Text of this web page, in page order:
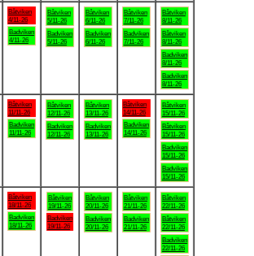
Båtviken
4/11-26
Badviken
4/11-26
Båtviken
5/11-26
Badviken
5/11-26
Båtviken
6/11-26
Badviken
6/11-26
Båtviken
7/11-26
Badviken
7/11-26
Båtviken
8/11-26
Båtviken
8/11-26
Badviken
8/11-26
Badviken
8/11-26
Båtviken
11/11-26
Badviken
11/11-26
Båtviken
12/11-26
Badviken
12/11-26
Båtviken
13/11-26
Badviken
13/11-26
Båtviken
14/11-26
Badviken
14/11-26
Båtviken
15/11-26
Båtviken
15/11-26
Badviken
15/11-26
Badviken
15/11-26
Båtviken
18/11-26
Badviken
18/11-26
Båtviken
19/11-26
Badviken
19/11-26
Båtviken
20/11-26
Badviken
20/11-26
Båtviken
21/11-26
Badviken
21/11-26
Båtviken
22/11-26
Båtviken
22/11-26
Badviken
22/11-26